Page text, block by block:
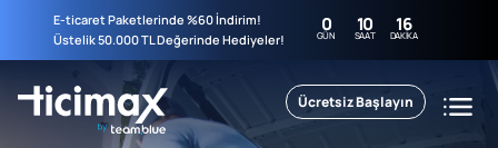
E-ticaret Paketlerinde %60 İndirim!
Üstelik 50.000 TL Değerinde Hediyeler!
0
GÜN 10
SAAT 16
DAKIKA
Ücretsiz Başlayın